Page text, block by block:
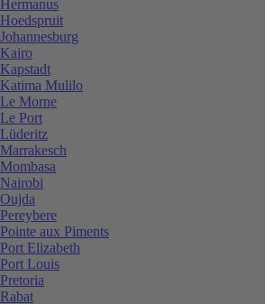
Hermanus
Hoedspruit
Johannesburg
Kairo
Kapstadt
Katima Mulilo
Le Morne
Le Port
Lüderitz
Marrakesch
Mombasa
Nairobi
Oujda
Pereybere
Pointe aux Piments
Port Elizabeth
Port Louis
Pretoria
Rabat